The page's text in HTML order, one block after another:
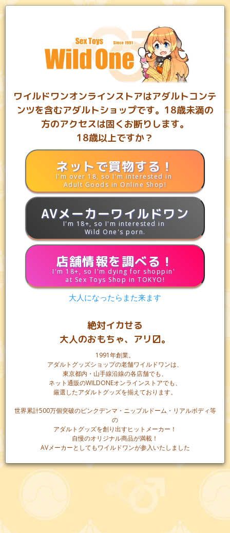
ワイルドワンオンラインストアはアダルトコンテ
ンツを含むアダルトショップです。18歳未満の
方のアクセスは固くお断りします。
18歳以上ですか？
ネットで買物する！
I'm over 18, so I'm interested in
Adult Goods in Online Shop!
AVメーカーワイルドワン
I'm 18+, so I'm interested in
Wild One's porn.
店舗情報を調べる！
I'm 18+, so I'm dying for shoppin'
at Sex Toys Shop in TOKYO!
大人になったらまた来ます
絶対イカせる
大人のおもちゃ、アリ〼。
1991年創業。
アダルトグッズショップの老舗ワイルドワンは、
東京都内・山手線沿線の各店舗でも、
ネット通販のWILDONEオンラインストアでも、
厳選したアダルトグッズを揃えております。
世界累計500万個突破のピンクデンマ・ニップルドーム・リアルボディ等
の
アダルトグッズを創り出すヒットメーカー！
自慢のオリジナル商品が満載！
AVメーカーとしてもワイルドワンが参入いたしました
ランキング MYページ
都内5店舗と通販のアダルトグッズショップワイルドワン
アダルトグッズ専門店ワイルドワン 【コンドーム】の用語解説
【コンドーム】の用語解説
避妊や性感染症予防のために使用されるゴム製の避妊具の
こと。
男性器に被せて使用する膜状の避妊具であり、基本的に妊娠
を望まない男女の性行為では コンドームを使用することが前
正しく使用することで妊娠を防いだり性病の感染を予防した
りすることが出来るが、100％必ずというわけではないため過
素材や厚み、サイズに潤滑ゼリーの有無など多種多様なコン
ドームが存在しているため、男性は自分に適したコンドーム
を見つけることが肝要である。
と言って生挿入を求める男性も居るが、ゴムアレルギーでも
着用できるコンドームはいくらでもあるので、女性は自衛の
ためにも事前に調べておくと良いだろう。
なお、ラテックス製のコンドームはシリコンオイル系のロー
ションと組み合わせると溶けてしまう可能性があるため、使
用する際は注意が必要である。
-関連する大人のおもちゃ-